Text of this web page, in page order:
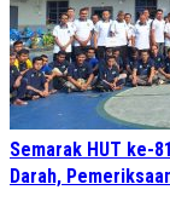
Semarak HUT ke-
Darah,